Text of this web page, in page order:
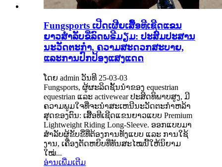
Fungsports ເປີດເຜີຍເສື້ອທີເຊີດແຂນ
ຍາວສຳລັບຂີ່ລົດພຣີມຽມ: ປະສົມປະສານ
ນະວັດຕະກໍາ, ຄວາມສະດວກສະບາຍ,
ແລະການປົກປ້ອງແສງແດດ
ໂດຍ admin ວັນທີ 25-03-03
Fungsports, ຜູ້ຜະລິດຊັ້ນນໍາຂອງ equestrian
equestrian ແລະ activewear ປະສິດທິພາບສູງ, ມີ
ຄວາມພູມໃຈທີ່ຈະນໍາສະເຫນີນະວັດຕະກໍາຫລ້າ
ສຸດຂອງຕົນ: ເສື້ອທີເຊີດແຂນຍາວແບບ Premium
Lightweight Riding Long-Sleeve. ອອກແບບມາ
ສຳລັບຜູ້ຂັບຂີ່ທີ່ຕ້ອງການທັງແບບ ແລະ ການໃຊ້
ງານ, ເຄື່ອງຕັດຫຍິບທີ່ທັນສະໄໝນີ້ໃຫ້ນິຍາມ
ໃໝ່...
ອ່ານເພີ່ມເຕີມ